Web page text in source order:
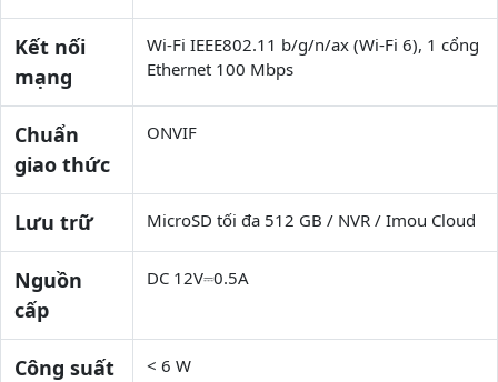
Kết nối
mạng
Wi-Fi IEEE802.11 b/g/n/ax (Wi-Fi 6), 1 cổng
Ethernet 100 Mbps
Chuẩn
giao thức
ONVIF
Lưu trữ MicroSD tối đa 512 GB / NVR / Imou Cloud
Nguồn
cấp
DC 12V⎓0.5A
Công suất
< 6 W